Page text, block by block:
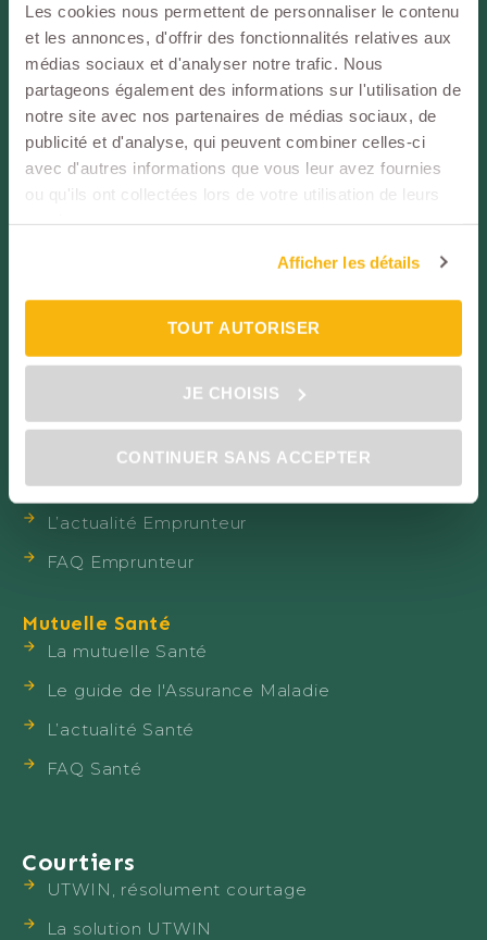
Les cookies nous permettent de personnaliser le contenu
et les annonces, d'offrir des fonctionnalités relatives aux
médias sociaux et d'analyser notre trafic. Nous
partageons également des informations sur l'utilisation de
notre site avec nos partenaires de médias sociaux, de
publicité et d'analyse, qui peuvent combiner celles-ci
avec d'autres informations que vous leur avez fournies
ou qu'ils ont collectées lors de votre utilisation de leurs
Afficher les détails
TOUT AUTORISER
JE CHOISIS
CONTINUER SANS ACCEPTER
Partenaire
Assuré
SUIVEZ-NOUS !
Particuliers
Changer d’assurance prêt immobilier
La loi Lemoine
Vos besoins en assurance Emprunteur
Élu Service Client de l'année en 2024
L’actualité Emprunteur
FAQ Emprunteur
Mutuelle Santé
La mutuelle Santé
Le guide de l'Assurance Maladie
L’actualité Santé
FAQ Santé
Courtiers
UTWIN, résolument courtage
La solution UTWIN